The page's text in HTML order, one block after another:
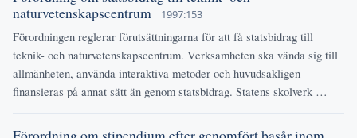
naturvetenskapscentrum
1997:153
Förordningen reglerar förutsättningarna för att få statsbidrag till
teknik- och naturvetenskapscentrum. Verksamheten ska vända sig till
allmänheten, använda interaktiva metoder och huvudsakligen
finansieras på annat sätt än genom statsbidrag. Statens skolverk …